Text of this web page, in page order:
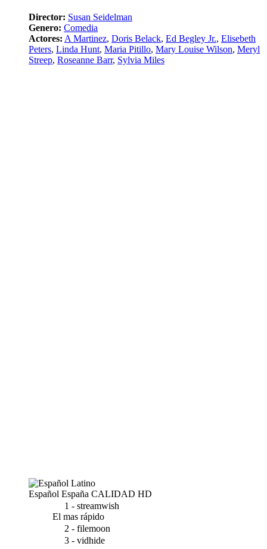
Director: Susan Seidelman
Genero: Comedia
Actores: A Martinez, Doris Belack, Ed Begley Jr., Elisebeth
Peters, Linda Hunt, Maria Pitillo, Mary Louise Wilson, Meryl
Streep, Roseanne Barr, Sylvia Miles
Español España CALIDAD HD
1 - streamwish
El mas rápido
2 - filemoon
3 - vidhide